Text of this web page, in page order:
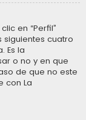
en “Perfil”
siguientes cuatro
Es la
o no y en que
de que no este
con La